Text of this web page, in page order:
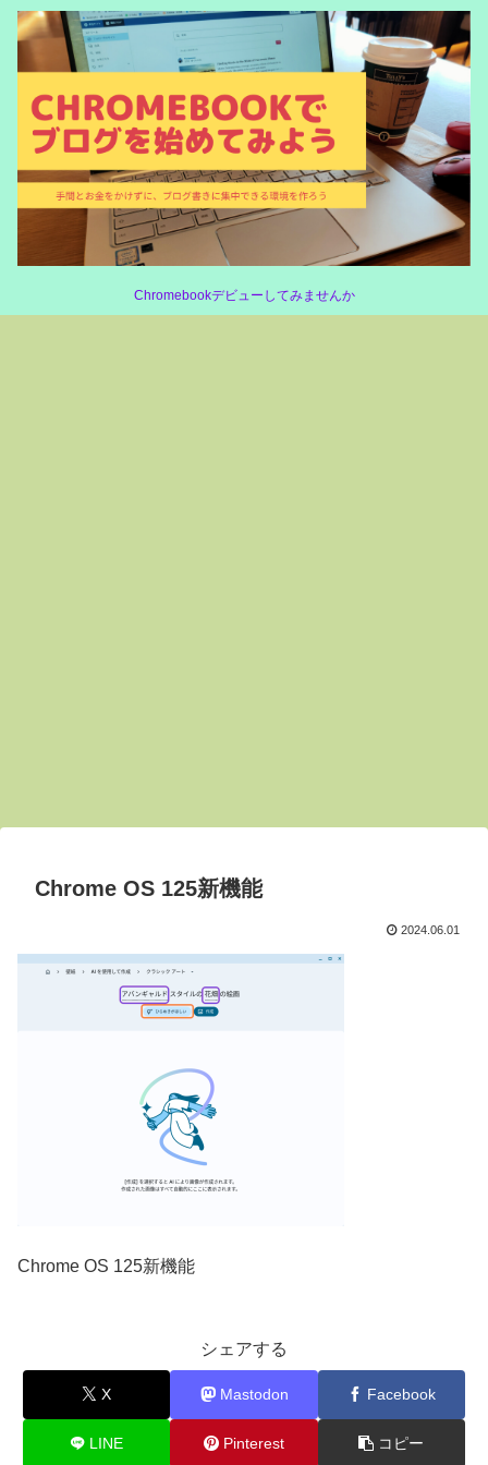
Chromebookデビューしてみませんか
Chrome OS 125新機能
2024.06.01
Chrome OS 125新機能
シェアする
X Mastodon Facebook
LINE Pinterest コピー